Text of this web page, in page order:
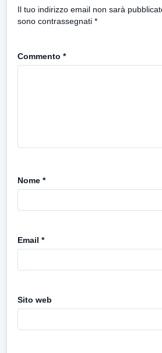
Il tuo indirizzo email non sarà
sono contrassegnati *
Commento *
Nome *
Email *
Sito web